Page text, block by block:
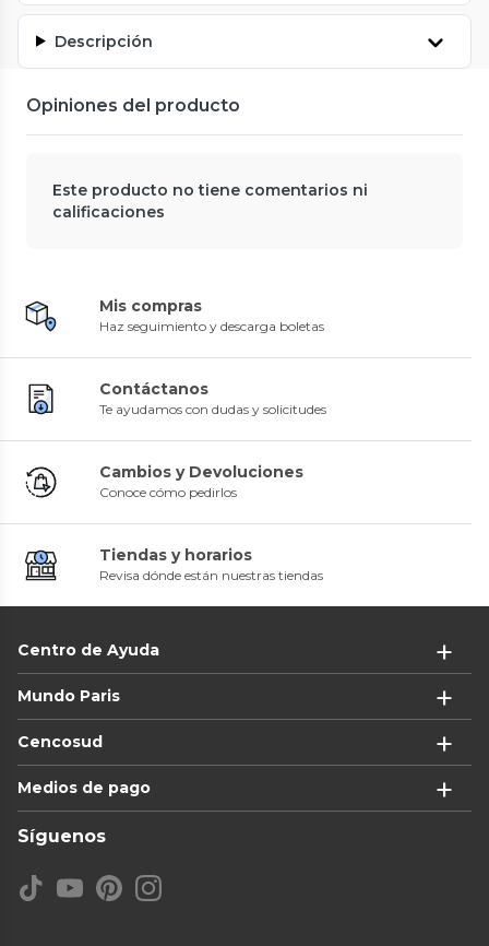
Descripción
Opiniones del producto
Este producto no tiene comentarios ni
calificaciones
Mis compras
Haz seguimiento y descarga boletas
Contáctanos
Te ayudamos con dudas y solicitudes
Cambios y Devoluciones
Conoce cómo pedirlos
Tiendas y horarios
Revisa dónde están nuestras tiendas
Centro de Ayuda
Mundo Paris
Cencosud
Medios de pago
Síguenos